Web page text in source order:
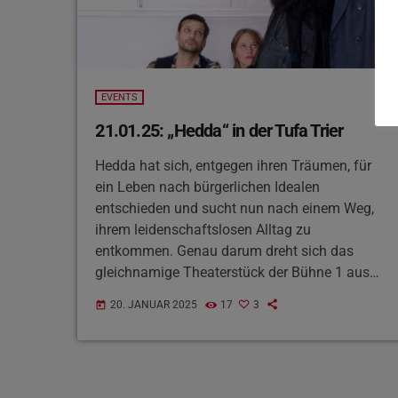
EVENTS
21.01.25: „Hedda“ in der Tufa Trier
Hedda hat sich, entgegen ihren Träumen, für
ein Leben nach bürgerlichen Idealen
entschieden und sucht nun nach einem Weg,
ihrem leidenschaftslosen Alltag zu
entkommen. Genau darum dreht sich das
gleichnamige Theaterstück der Bühne 1 aus
Tufa aufgeführt wird. Nach über 130 Jahren
seit der Uraufführung des Dramas von Henrik
today 20. JANUAR 2025 17 3